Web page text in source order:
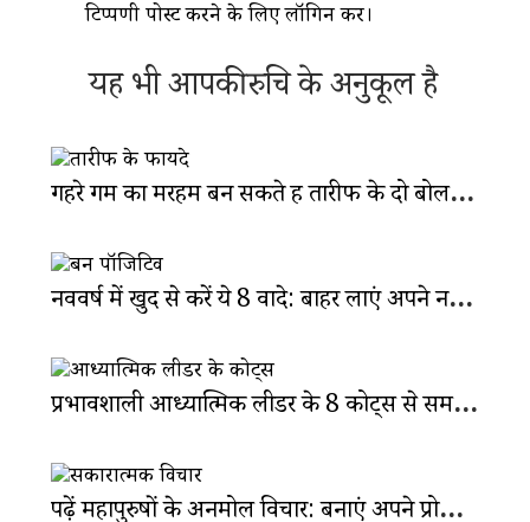
टिप्पणी पोस्ट करने के लिएलॉगिनकरें।
यह भी आपकी रुचि के अनुकूल है
गहरे गम का मरहम बन सकते हैं तारीफ के दो बोल: कैसे करती है सराहना असर?
नववर्ष में खुद से करें ये 8 वादे: बाहर लाएं अपने नए और पॉजिटिव वर्जन को
प्रभावशाली आध्यात्मिक लीडर के 8 कोट्स से समझें जीवन का सार
पढ़ें महापुरुषों के अनमोल विचार: बनाएं अपने प्रोफेशन में अलग जगह